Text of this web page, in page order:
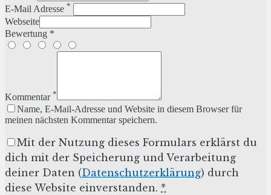
E-Mail Adresse *
Webseite
Bewertung *
Kommentar *
Name, E-Mail-Adresse und Website in diesem Browser für
meinen nächsten Kommentar speichern.
Mit der Nutzung dieses Formulars erklärst du
dich mit der Speicherung und Verarbeitung
deiner Daten (Datenschutzerklärung) durch
diese Website einverstanden. *